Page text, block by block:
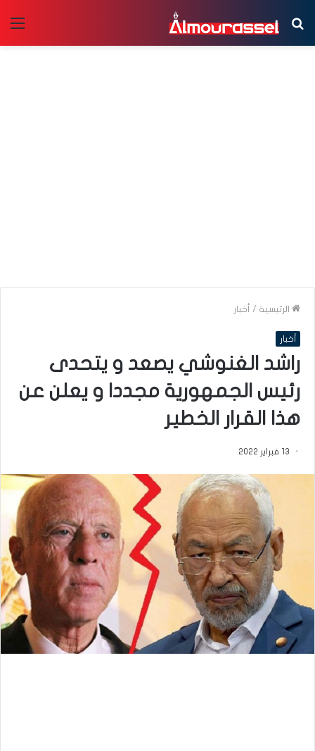
بحث
عن
الرئيسية / أخبار
أخبار
راشد الغنوشي يصعد و يتحدى
رئيس الجمهورية مجددا و يعلن عن
هذا القرار الخطير
13 فبراير 2022